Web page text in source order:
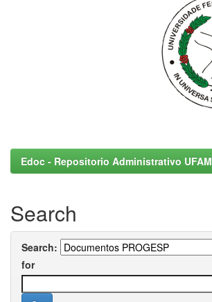
Edoc - Repositorio Administrativo UFAM
Search
Search:
for